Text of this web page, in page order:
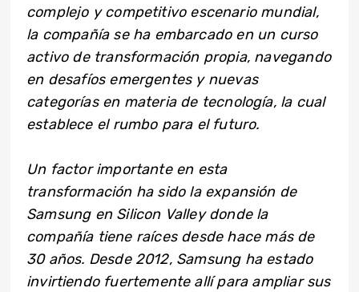
complejo y competitivo escenario mundial,
la compañía se ha embarcado en un curso
activo de transformación propia, navegando
en desafíos emergentes y nuevas
categorías en materia de tecnología, la cual
establece el rumbo para el futuro.
Un factor importante en esta
transformación ha sido la expansión de
Samsung en Silicon Valley donde la
compañía tiene raíces desde hace más de
30 años. Desde 2012, Samsung ha estado
invirtiendo fuertemente allí para ampliar sus